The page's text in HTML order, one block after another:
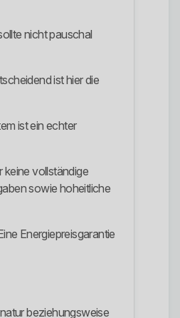
nicht pauschal
ist hier die
ist ein echter
keine vollständige
sowie hoheitliche
Energiepreisgarantie
beziehungsweise